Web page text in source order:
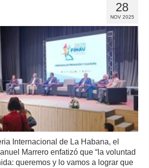
28
NOV 2025
Internacional de La Habana, el
Marrero enfatizó que “la voluntad
queremos y lo vamos a lograr que